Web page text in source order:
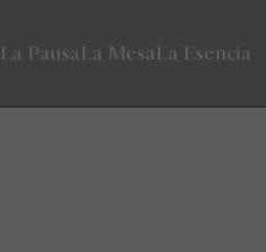
La Pausa La Mesa La Esencia